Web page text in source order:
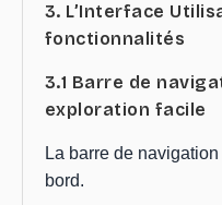
3. L’Interface
fonctionnalités
3.1 Barre de
exploration facile
La barre de
bord.